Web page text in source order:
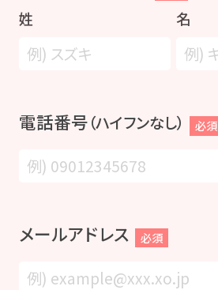
姓 名
電話番号（ハイフンなし） 必須
メールアドレス 必須